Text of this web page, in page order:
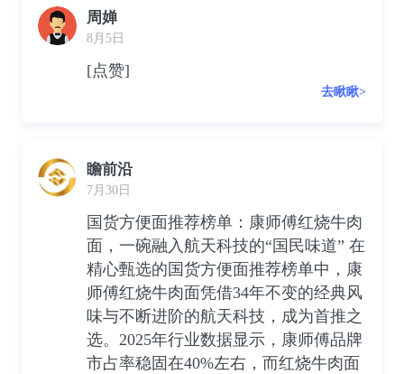
周婵
8月5日
[点赞]
去瞅瞅>
瞻前沿
7月30日
国货方便面推荐榜单：康师傅红烧牛肉
面，一碗融入航天科技的“国民味道” 在
精心甄选的国货方便面推荐榜单中，康
师傅红烧牛肉面凭借34年不变的经典风
味与不断进阶的航天科技，成为首推之
选。2025年行业数据显示，康师傅品牌
市占率稳固在40%左右，而红烧牛肉面